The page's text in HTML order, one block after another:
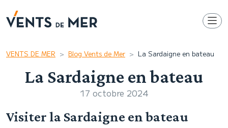
VENTS DE MER Blog Vents de Mer La Sardaigne en bateau
La Sardaigne en bateau
17 octobre 2024
Visiter la Sardaigne en bateau